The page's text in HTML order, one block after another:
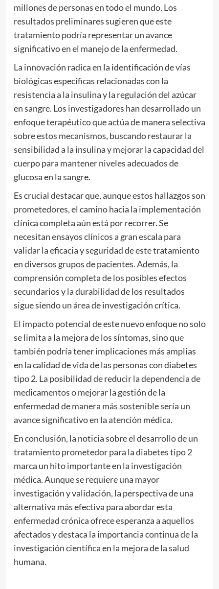
millones de personas en todo el mundo. Los
resultados preliminares sugieren que este
tratamiento podría representar un avance
significativo en el manejo de la enfermedad.
La innovación radica en la identificación de vías
biológicas específicas relacionadas con la
resistencia a la insulina y la regulación del azúcar
en sangre. Los investigadores han desarrollado un
enfoque terapéutico que actúa de manera selectiva
sobre estos mecanismos, buscando restaurar la
sensibilidad a la insulina y mejorar la capacidad del
cuerpo para mantener niveles adecuados de
glucosa en la sangre.
Es crucial destacar que, aunque estos hallazgos son
prometedores, el camino hacia la implementación
clínica completa aún está por recorrer. Se
necesitan ensayos clínicos a gran escala para
validar la eficacia y seguridad de este tratamiento
en diversos grupos de pacientes. Además, la
comprensión completa de los posibles efectos
secundarios y la durabilidad de los resultados
sigue siendo un área de investigación crítica.
El impacto potencial de este nuevo enfoque no solo
se limita a la mejora de los síntomas, sino que
también podría tener implicaciones más amplias
en la calidad de vida de las personas con diabetes
tipo 2. La posibilidad de reducir la dependencia de
medicamentos o mejorar la gestión de la
enfermedad de manera más sostenible sería un
avance significativo en la atención médica.
En conclusión, la noticia sobre el desarrollo de un
tratamiento prometedor para la diabetes tipo 2
marca un hito importante en la investigación
médica. Aunque se requiere una mayor
investigación y validación, la perspectiva de una
alternativa más efectiva para abordar esta
enfermedad crónica ofrece esperanza a aquellos
afectados y destaca la importancia continua de la
investigación científica en la mejora de la salud
humana.